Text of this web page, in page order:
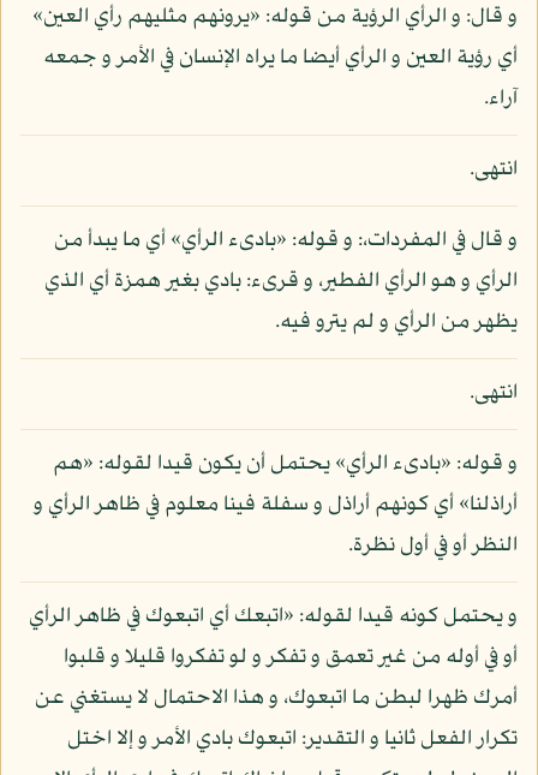
و قال: و الرأي الرؤية من قوله: «يرونهم مثليهم رأي العين»
أي رؤية العين و الرأي أيضا ما يراه الإنسان في الأمر و جمعه
آراء.
انتهى.
و قال في المفردات،: و قوله: «بادىء الرأي» أي ما يبدأ من
الرأي و هو الرأي الفطير، و قرىء: بادي بغير همزة أي الذي
يظهر من الرأي و لم يترو فيه.
انتهى.
و قوله: «بادىء الرأي» يحتمل أن يكون قيدا لقوله: «هم
أراذلنا» أي كونهم أراذل و سفلة فينا معلوم في ظاهر الرأي و
النظر أو في أول نظرة.
و يحتمل كونه قيدا لقوله: «اتبعك أي اتبعوك في ظاهر الرأي
أو في أوله من غير تعمق و تفكر و لو تفكروا قليلا و قلبوا
أمرك ظهرا لبطن ما اتبعوك، و هذا الاحتمال لا يستغني عن
تكرار الفعل ثانيا و التقدير: اتبعوك بادي الأمر و إلا اختل